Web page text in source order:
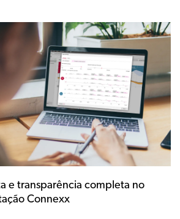
e transparência completa no
Connexx